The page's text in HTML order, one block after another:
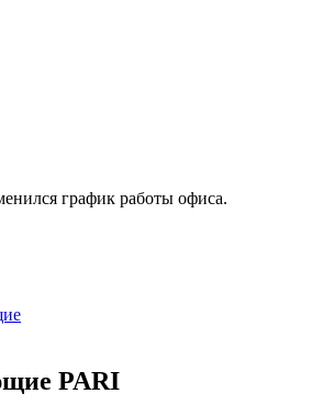
график работы офиса.
PARI